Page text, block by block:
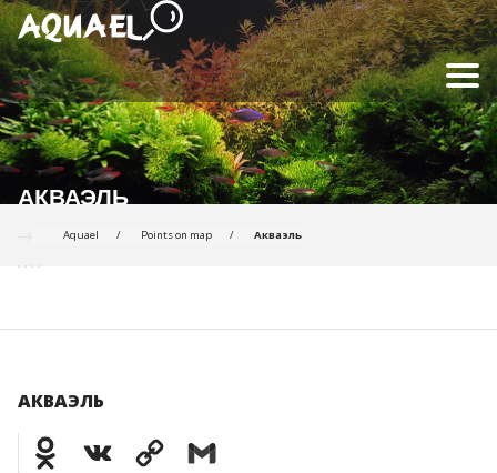
АКВАЭЛЬ
Aquael Points on map Акваэль
АКВАЭЛЬ
Odnoklassniki Copy
Link